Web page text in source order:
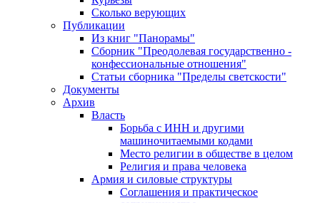
Сколько верующих
Публикации
Из книг "Панорамы"
Сборник "Преодолевая государственно -
конфессиональные отношения"
Статьи сборника "Пределы светскости"
Документы
Архив
Власть
Борьба с ИНН и другими
машиночитаемыми кодами
Место религии в обществе в целом
Религия и права человека
Армия и силовые структуры
Соглашения и практическое